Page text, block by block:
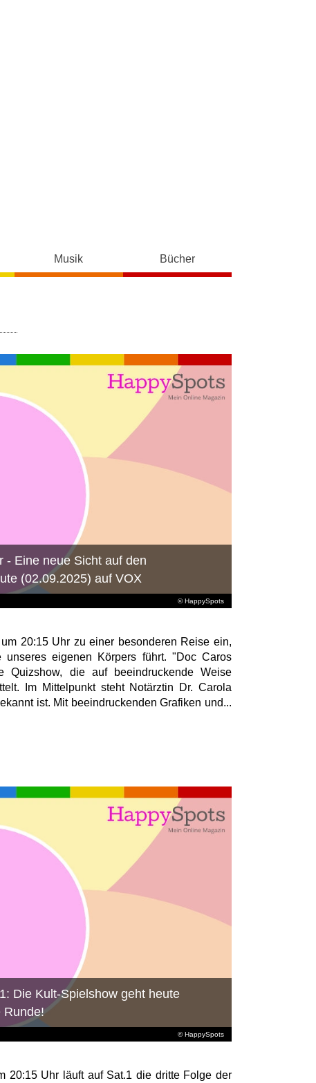
Musik Bücher
© HappySpots
- Eine neue Sicht auf den
(02.09.2025) auf VOX
20:15 Uhr zu einer besonderen Reise ein,
eigenen Körpers führt. "Doc Caros
Quizshow, die auf beeindruckende Weise
Im Mittelpunkt steht Notärztin Dr. Carola
ist. Mit beeindruckenden Grafiken und...
© HappySpots
Die Kult-Spielshow geht heute
Runde!
20:15 Uhr läuft auf Sat.1 die dritte Folge der